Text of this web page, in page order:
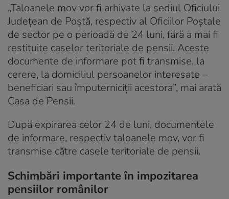
„Taloanele mov vor fi arhivate la sediul Oficiului
Județean de Poștă, respectiv al Oficiilor Poștale
de sector pe o perioadă de 24 luni, fără a mai fi
restituite caselor teritoriale de pensii. Aceste
documente de informare pot fi transmise, la
cerere, la domiciliul persoanelor interesate –
beneficiari sau împuterniciții acestora”, mai arată
Casa de Pensii.
După expirarea celor 24 de luni, documentele
de informare, respectiv taloanele mov, vor fi
transmise către casele teritoriale de pensii.
Schimbări importante în impozitarea
pensiilor românilor